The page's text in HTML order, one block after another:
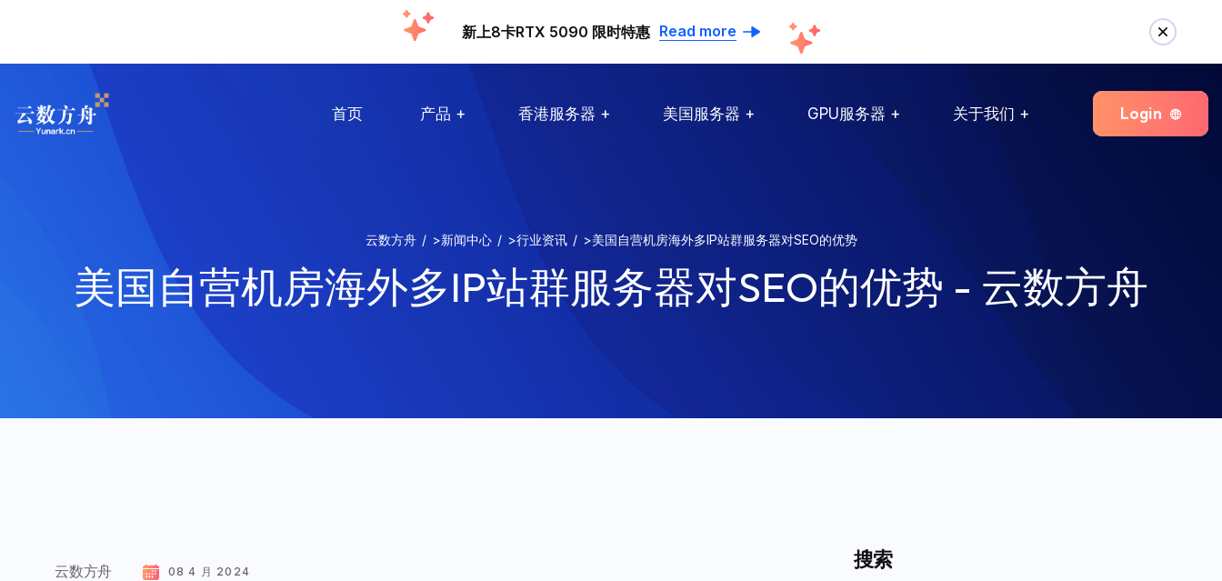
新上8卡RTX 5090 限时特惠 Read more
首页 产品 香港服务器 美国服务器 GPU服务器 关于我们 Login
云数方舟 >新闻中心 >行业资讯 >美国自营机房海外多IP站群服务器对SEO的优势
美国自营机房海外多IP站群服务器对SEO的优势 - 云数方舟
云数方舟 08 4 月 2024
搜索